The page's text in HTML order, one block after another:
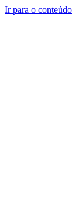
Ir para o conteúdo